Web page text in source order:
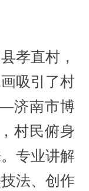
孝直村，
吸引了村
济南市博
村民俯身
专业讲解
法、创作